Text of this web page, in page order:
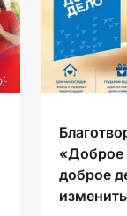
«Доброе
доброе